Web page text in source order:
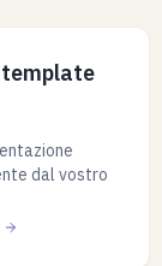
dal vostro